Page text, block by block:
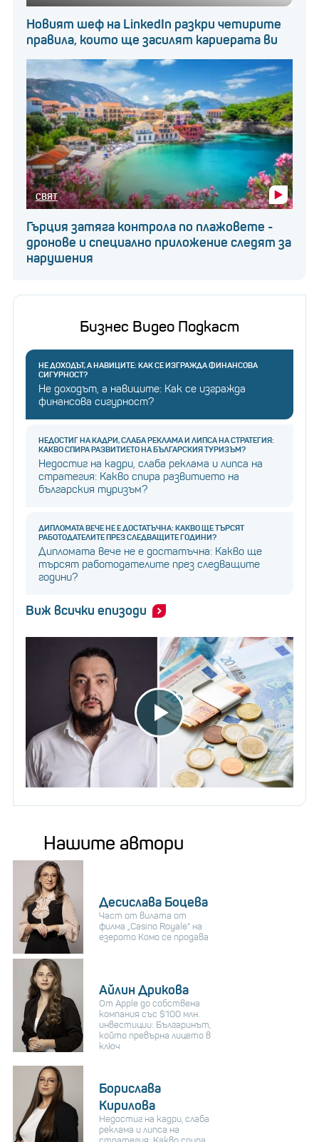
Новият шеф на LinkedIn разкри четирите
правила, които ще засилят кариерата ви
СВЯТ
Гърция затяга контрола по плажовете -
дронове и специално приложение следят за
нарушения
Бизнес Видео Подкаст
НЕ ДОХОДЪТ, А НАВИЦИТЕ: КАК СЕ ИЗГРАЖДА ФИНАНСОВА
СИГУРНОСТ?
Не доходът, а навиците: Как се изгражда
финансова сигурност?
НЕДОСТИГ НА КАДРИ, СЛАБА РЕКЛАМА И ЛИПСА НА СТРАТЕГИЯ:
КАКВО СПИРА РАЗВИТИЕТО НА БЪЛГАРСКИЯ ТУРИЗЪМ?
Недостиг на кадри, слаба реклама и липса на
стратегия: Какво спира развитието на
българския туризъм?
ДИПЛОМАТА ВЕЧЕ НЕ Е ДОСТАТЪЧНА: КАКВО ЩЕ ТЪРСЯТ
РАБОТОДАТЕЛИТЕ ПРЕЗ СЛЕДВАЩИТЕ ГОДИНИ?
Дипломата вече не е достатъчна: Какво ще
търсят работодателите през следващите
години?
Виж всички епизоди
Нашите автори
Десислава Боцева
Част от вилата от
филма „Casino Royale“ на
езерото Комо се продава
Айлин Дрикова
От Apple до собствена
компания със $100 млн.
инвестиции: Българинът,
който превърна лицето в
ключ
Борислава
Кирилова
Недостиг на кадри, слаба
реклама и липса на